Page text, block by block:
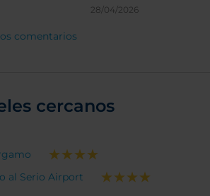
28/04/2026
comentarios
cercanos
al Serio Airport